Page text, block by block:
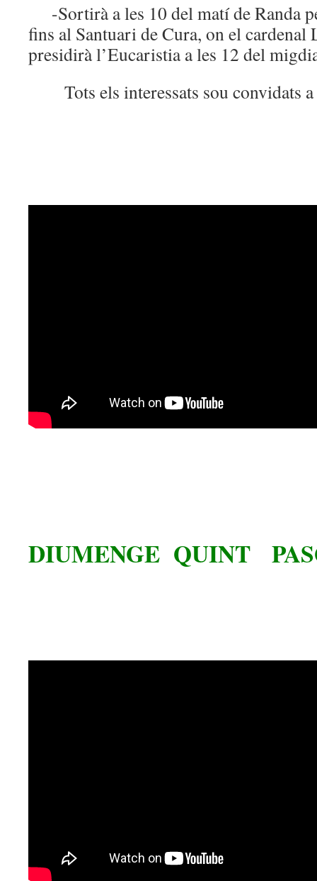
-Sortirà a les 10 del matí de Randa
fins al Santuari de Cura, on el
presidirà l’Eucaristia a les 12 del
Tots els interessats sou convidats
DIUMENGE QUINT